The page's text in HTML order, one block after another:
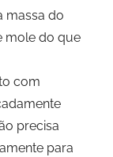
massa do
mole do que
com
precisa
para